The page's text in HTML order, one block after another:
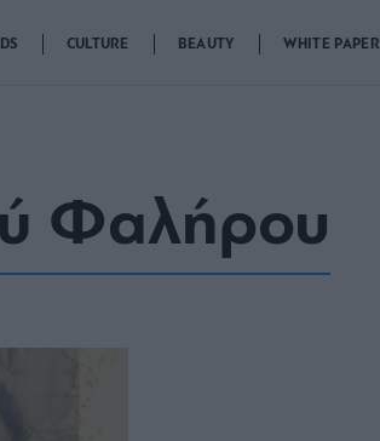
CULTURE BEAUTY WHITE PAPER
Φαλήρου